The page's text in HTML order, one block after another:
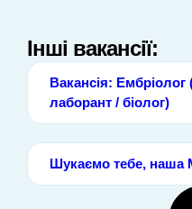
Інші вакансії:
Вакансія: Ембріолог
лаборант / біолог)
Шукаємо тебе, наша